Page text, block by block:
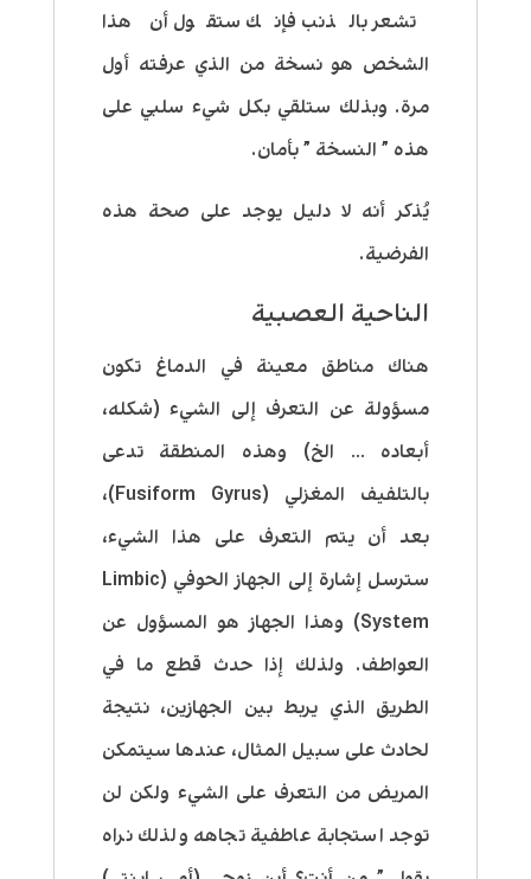
تشعر بالذنب فإنك ستقول أن هذا
الشخص هو نسخة من الذي عرفته أول
مرة. وبذلك ستلقي بكل شيء سلبي على
هذه ” النسخة ” بأمان.
يُذكر أنه لا دليل يوجد على صحة هذه
الفرضية.
الناحية العصبية
هناك مناطق معينة في الدماغ تكون
مسؤولة عن التعرف إلى الشيء (شكله،
أبعاده … الخ) وهذه المنطقة تدعى
بالتلفيف المغزلي (Fusiform Gyrus)،
بعد أن يتم التعرف على هذا الشيء،
سترسل إشارة إلى الجهاز الحوفي (Limbic
System) وهذا الجهاز هو المسؤول عن
العواطف. ولذلك إذا حدث قطع ما في
الطريق الذي يربط بين الجهازين، نتيجة
لحادث على سبيل المثال، عندها سيتمكن
المريض من التعرف على الشيء ولكن لن
توجد استجابة عاطفية تجاهه ولذلك نراه